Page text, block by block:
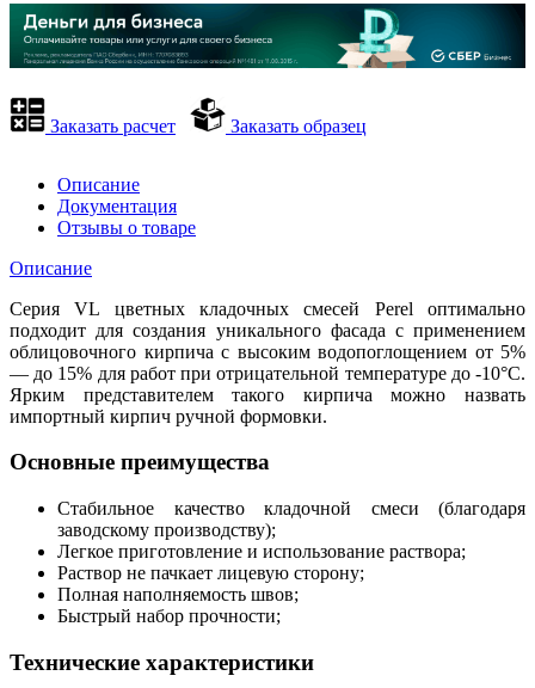
Заказать расчет Заказать образец
Описание
Документация
Отзывы о товаре
Описание
Серия VL цветных кладочных смесей Perel оптимально
подходит для создания уникального фасада с применением
облицовочного кирпича с высоким водопоглощением от 5%
— до 15% для работ при отрицательной температуре до -10°С.
Ярким представителем такого кирпича можно назвать
импортный кирпич ручной формовки.
Основные преимущества
Стабильное качество кладочной смеси (благодаря
заводскому производству);
Легкое приготовление и использование раствора;
Раствор не пачкает лицевую сторону;
Полная наполняемость швов;
Быстрый набор прочности;
Технические характеристики